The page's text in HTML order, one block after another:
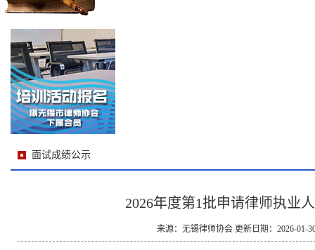
面试成绩公示
2026年度第1批申请律师执业
来源：无锡律师协会 更新日期：2026-01-